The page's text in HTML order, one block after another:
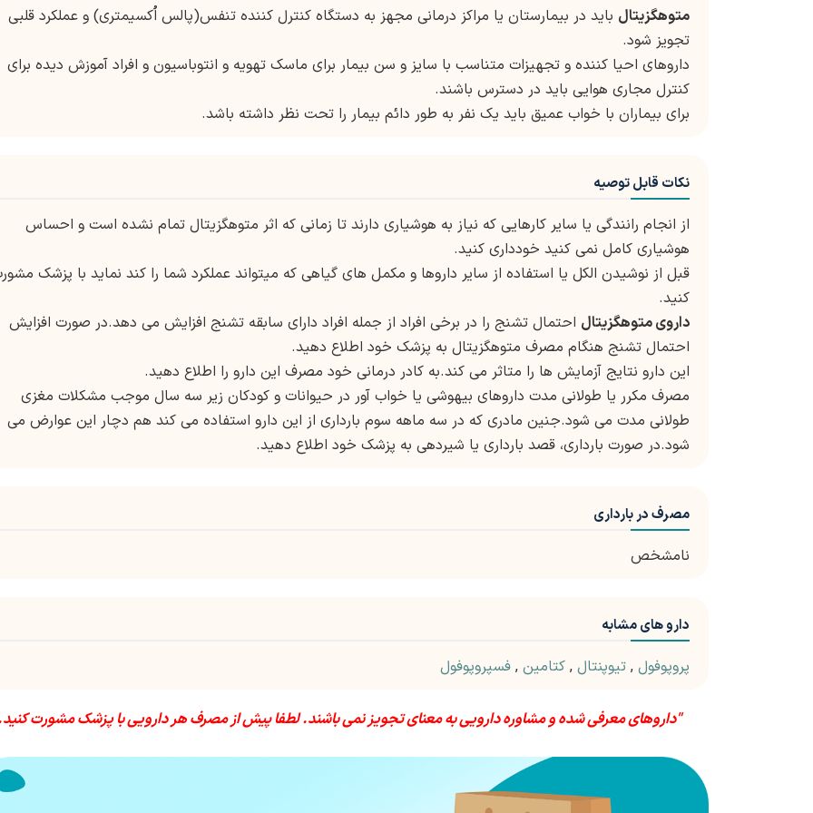
متوهگزیتال باید در بیمارستان یا مراکز درمانی مجهز به دستگاه کنترل کننده تنفس(پالس اُکسیمتری) و عملکرد قلبی
تجویز شود.
داروهای احیا کننده و تجهیزات متناسب با سایز و سن بیمار برای ماسک تهویه و انتوباسیون و افراد آموزش دیده برای
کنترل مجاری هوایی باید در دسترس باشند.
برای بیماران با خواب عمیق باید یک نفر به طور دائم بیمار را تحت نظر داشته باشد.
نکات قابل توصیه
از انجام رانندگی یا سایر کارهایی که نیاز به هوشیاری دارند تا زمانی که اثر متوهگزیتال تمام نشده است و احساس
هوشیاری کامل نمی کنید خودداری کنید.
قبل از نوشیدن الکل یا استفاده از سایر داروها و مکمل های گیاهی که میتواند عملکرد شما را کند نماید با پزشک
کنید.
دارویمتوهگزیتال احتمال تشنج را در برخی افراد از جمله افراد دارای سابقه تشنج افزایش می دهد.در صورت افزایش
احتمال تشنج هنگام مصرف متوهگزیتال به پزشک خود اطلاع دهید.
این دارو نتایج آزمایش ها را متاثر می کند.به کادر درمانی خود مصرف این دارو را اطلاع دهید.
مصرف مکرر یا طولانی مدت داروهای بیهوشی یا خواب آور در حیوانات و کودکان زیر سه سال موجب مشکلات مغزی
طولانی مدت می شود.جنین مادری که در سه ماهه سوم بارداری از این دارو استفاده می کند هم دچار این عوارض می
شود.در صورت بارداری، قصد بارداری یا شیردهی به پزشک خود اطلاع دهید.
مصرف در بارداری
نامشخص
دارو های مشابه
پروپوفول , تیوپنتال , کتامین , فسپروپوفول
"داروهای معرفی شده و مشاوره دارویی به معنای تجویز نمی باشند. لطفا پیش از مصرف هر دارویی با پزشک مشورت